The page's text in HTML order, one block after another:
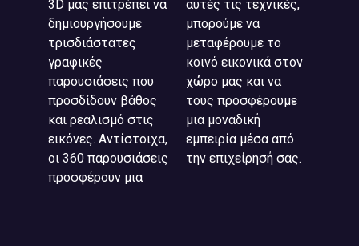
3D μας επιτρέπει να
δημιουργήσουμε
τρισδιάστατες
γραφικές
παρουσιάσεις που
προσδίδουν βάθος
και ρεαλισμό στις
εικόνες. Αντίστοιχα,
οι 360 παρουσιάσεις
προσφέρουν μια
αυτές τις τεχνικές,
μπορούμε να
μεταφέρουμε το
κοινό εικονικά στον
χώρο μας και να
τους προσφέρουμε
μια μοναδική
εμπειρία μέσα από
την επιχείρησή σας.